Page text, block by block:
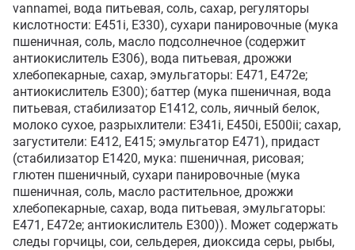
vannamei, вода питьевая, соль, сахар, регуляторы
кислотности: Е451i, Е330), сухари панировочные (мука
пшеничная, соль, масло подсолнечное (содержит
антиокислитель Е306), вода питьевая, дрожжи
хлебопекарные, сахар, эмульгаторы: Е471, Е472е;
антиокислитель Е300); баттер (мука пшеничная, вода
питьевая, стабилизатор Е1412, соль, яичный белок,
молоко сухое, разрыхлители: Е341i, Е450i, Е500ii; сахар,
загустители: Е412, Е415; эмульгатор Е471), придаст
(стабилизатор Е1420, мука: пшеничная, рисовая;
глютен пшеничный, сухари панировочные (мука
пшеничная, соль, масло растительное, дрожжи
хлебопекарные, сахар, вода питьевая, эмульгаторы:
Е471, Е472е; антиокислитель Е300)). Может содержать
следы горчицы, сои, сельдерея, диоксида серы, рыбы,